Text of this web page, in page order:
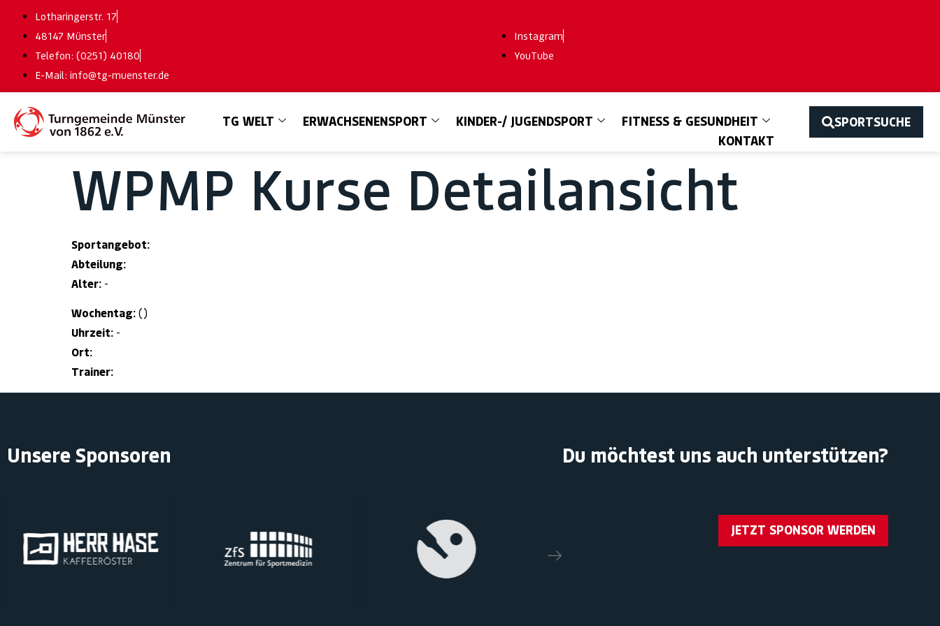
Lotharingerstr. 17
48147 Münster
Telefon: (0251) 40180
E-Mail: info@tg-muenster.de
Instagram
YouTube
TG WELT ERWACHSENENSPORT KINDER-/ JUGENDSPORT
FITNESS & GESUNDHEIT
KONTAKT
SPORTSUCHE
WPMP Kurse Detailansicht
Sportangebot:
Abteilung:
Alter: -
Wochentag: ()
Uhrzeit: -
Ort:
Trainer:
Unsere Sponsoren Du möchtest uns auch unterstützen?
JETZT SPONSOR WERDEN